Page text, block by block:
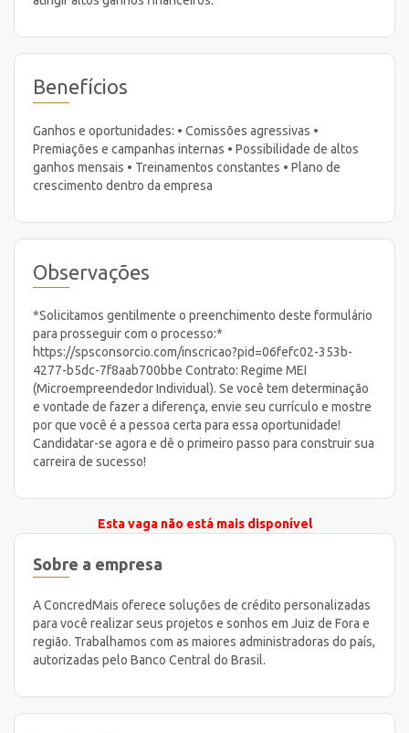
Benefícios
Ganhos e oportunidades: • Comissões agressivas •
Premiações e campanhas internas • Possibilidade de altos
ganhos mensais • Treinamentos constantes • Plano de
crescimento dentro da empresa
Observações
*Solicitamos gentilmente o preenchimento deste formulário
para prosseguir com o processo:*
https://spsconsorcio.com/inscricao?pid=06fefc02-353b-
4277-b5dc-7f8aab700bbe Contrato: Regime MEI
(Microempreendedor Individual). Se você tem determinação
e vontade de fazer a diferença, envie seu currículo e mostre
por que você é a pessoa certa para essa oportunidade!
Candidatar-se agora e dê o primeiro passo para construir sua
carreira de sucesso!
Esta vaga não está mais disponível
Sobre a empresa
A ConcredMais oferece soluções de crédito personalizadas
para você realizar seus projetos e sonhos em Juiz de Fora e
região. Trabalhamos com as maiores administradoras do país,
autorizadas pelo Banco Central do Brasil.